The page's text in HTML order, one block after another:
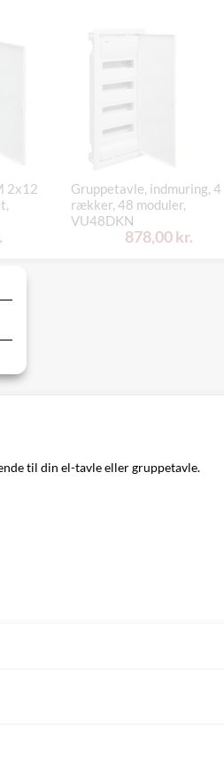
2x12
Gruppetavle, indmuring, 4
rækker, 48 moduler,
VU48DKN
878,00 kr.
til din el-tavle eller gruppetavle.